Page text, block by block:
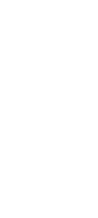
册\变更\注销-
设委员会
车网
庆公交车网
庆乐居网
册\变更\注销-
装修费用】-
装修价格